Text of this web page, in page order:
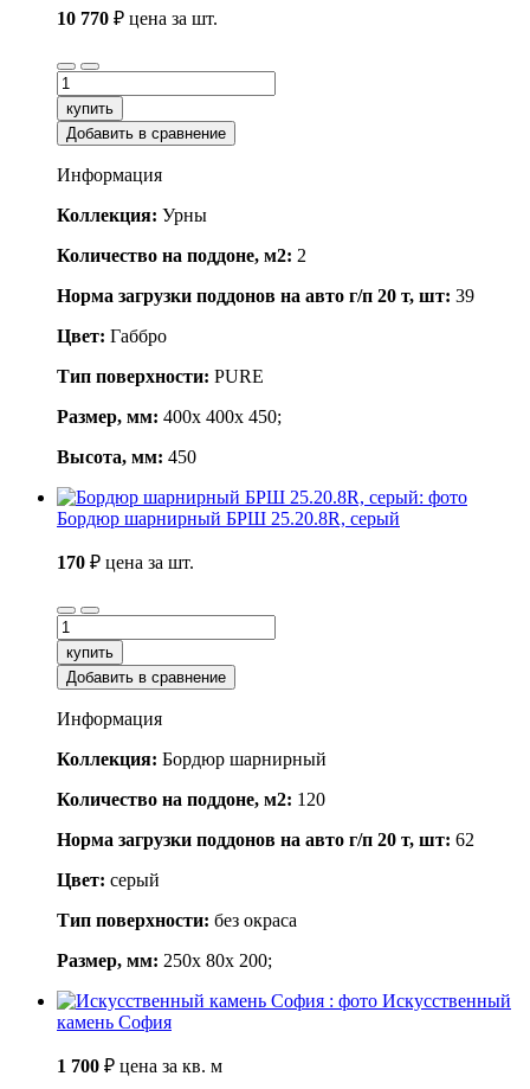
10 770 ₽ цена за шт.
купить
Добавить в сравнение
Информация
Коллекция: Урны
Количество на поддоне, м2: 2
Норма загрузки поддонов на авто г/п 20 т, шт: 39
Цвет: Габбро
Тип поверхности: PURE
Размер, мм: 400x 400x 450;
Высота, мм: 450
Бордюр шарнирный БРШ 25.20.8R, серый
170 ₽ цена за шт.
купить
Добавить в сравнение
Информация
Коллекция: Бордюр шарнирный
Количество на поддоне, м2: 120
Норма загрузки поддонов на авто г/п 20 т, шт: 62
Цвет: серый
Тип поверхности: без окраса
Размер, мм: 250x 80x 200;
Искусственный
камень София
1 700 ₽ цена за кв. м